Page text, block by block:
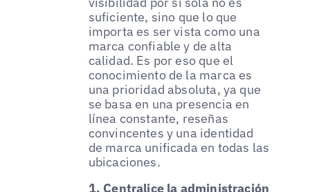
suficiente, sino que lo que
importa es ser vista como una
marca confiable y de alta
calidad. Es por eso que el
conocimiento de la marca es
una prioridad absoluta, ya que
se basa en una presencia en
línea constante, reseñas
convincentes y una identidad
de marca unificada en todas las
ubicaciones.
1. Centralice la administración